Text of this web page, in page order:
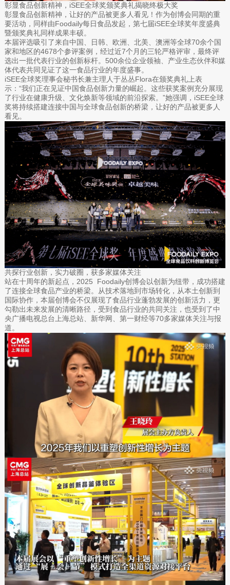
彰显食品创新精神，iSEE全球奖颁奖典礼揭晓终极大奖
彰显食品创新精神，让好的产品被更多人看见！作为创博会同期的重
要活动，同样由Foodaily每日食品发起，第七届iSEE全球奖年度盛典
暨颁奖典礼同样成果丰硕。
本届评选吸引了来自中国、日韩、欧洲、北美、澳洲等全球70余个国
家和地区的4678个参评案例，经过近7个月的三轮严格评审，最终评
选出一批代表行业的创新标杆。500余位企业领袖、产业生态伙伴和媒
体代表共同见证了这一食品行业的年度盛事。
iSEE全球奖理事会秘书长兼主理人于丛丛Flora在颁奖典礼上表
示：“我们正在见证中国食品创新力量的崛起。这些获奖案例充分展现
了行业在健康升级、文化焕新等领域的前沿探索。”她强调，iSEE全球
奖将持续搭建连接中国与全球食品创新的桥梁，让好的产品被更多人
看见。
共探行业创新，实力破圈，获多家媒体关注
站在十周年的新起点，2025 Foodaily创博会以创新为纽带，成功搭建
了连接全球食品产业的桥梁。从技术落地到市场转化，从本土创新到
国际协作，本届创博会不仅展现了食品行业蓬勃发展的创新活力，更
勾勒出未来发展的清晰路径，受到食品行业的共同关注，也受到了中
央广播电视总台上海总站、新华网、第一财经等70多家媒体关注与报
道。